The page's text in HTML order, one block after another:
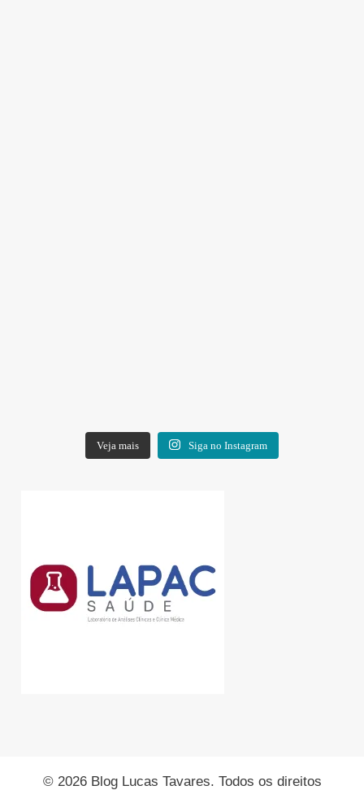
Veja mais Siga no Instagram
© 2026 Blog Lucas Tavares. Todos os direitos